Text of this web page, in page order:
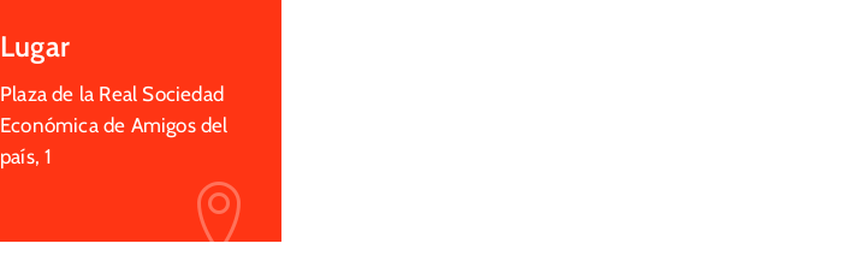
Lugar
Plaza de la Real Sociedad
Económica de Amigos del
país, 1